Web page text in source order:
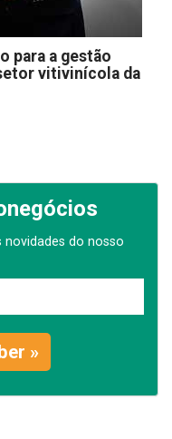
para a gestão
vitivinícola da
novidades do nosso
»